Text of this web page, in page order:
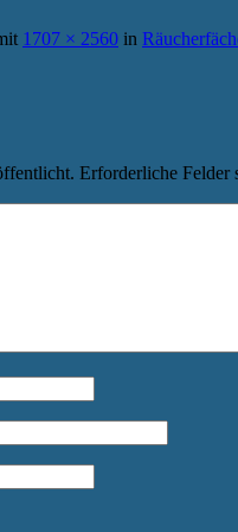
1707 × 2560 in
Erforderliche Felder